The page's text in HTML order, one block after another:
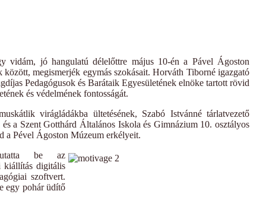
jó hangulatú délelőttre május 10-én a Pável Ágoston
megismerjék egymás szokásait. Horváth Tiborné igazgató
Pedagógusok és Barátaik Egyesületének elnöke tartott rövid
és védelmének fontosságát.
virágládákba ültetésének, Szabó Istvánné tárlatvezető
a Szent Gotthárd Általános Iskola és Gimnázium 10. osztályos
a Pével Ágoston Múzeum erkélyeit.
tatta be az
kiállítás digitális
szoftvert.
egy pohár üdítő